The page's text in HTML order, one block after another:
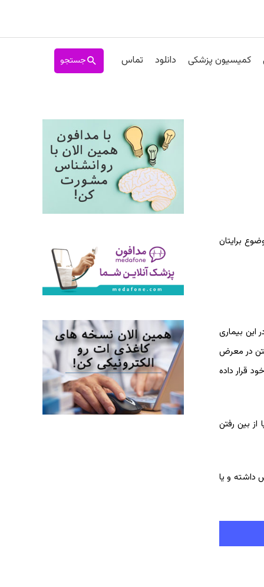
کمیسیون پزشکی دانلود تماس جستجو
برایتان
ایجاد می‌شود. در این بیماری
در معرض
را در جهان تحت تاثیر خود قرار داده
بین رفتن
داشته و یا